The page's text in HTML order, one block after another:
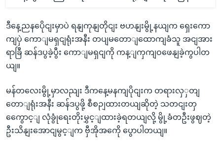
ဒီနေ့ညနပေိုငျးမှာပဲ ရနျကုနျတိုငျး ဗဟနျးမွို့နယျက ရှေးကော
ကျပှဲ ကောျမရှငျရုံးအနီး တပျမတောျထောကျခံသူ အငျအား
ရာခြီ ဆန်ဒပွခဲ့ပွီး ကောျမရှငျကို ကန့ျကှကျဝဖေနျခဲ့ကွပါတ
ယျ။
မန်တလေးမွို့မှာလညျး ဒီကနေ့မနကျပိုငျးက တရားလှှတျ
တောျရုံးအနီး ဆန်ဒပွဖို့ စီစဉျထားတယျဆိုတဲ့ သတငျးတှ
ကွေောင့ျ လုံခွုံရေးတိုးမွှင့ျထားခဲ့ရတယျလို့ မွို့ခံတဦးဖွဈတဲ့
ဦးသိနျးအောငျမွင့ျက ဗှီအိုအကေို ပွောပါတယျ။